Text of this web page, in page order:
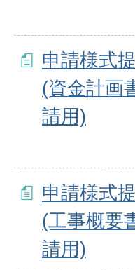
申請様式
(資金計画
請用)
申請様式
(工事概要
請用)